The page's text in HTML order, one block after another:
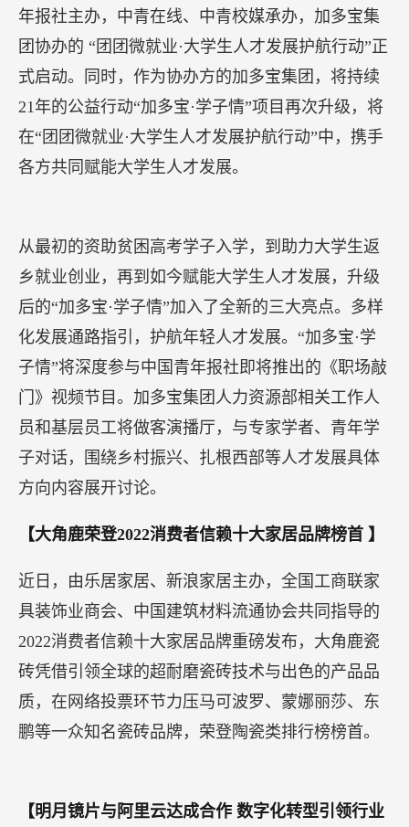
年报社主办，中青在线、中青校媒承办，加多宝集
团协办的 “团团微就业·大学生人才发展护航行动”正
式启动。同时，作为协办方的加多宝集团，将持续
21年的公益行动“加多宝·学子情”项目再次升级，将
在“团团微就业·大学生人才发展护航行动”中，携手
各方共同赋能大学生人才发展。
从最初的资助贫困高考学子入学，到助力大学生返
乡就业创业，再到如今赋能大学生人才发展，升级
后的“加多宝·学子情”加入了全新的三大亮点。多样
化发展通路指引，护航年轻人才发展。“加多宝·学
子情”将深度参与中国青年报社即将推出的《职场敲
门》视频节目。加多宝集团人力资源部相关工作人
员和基层员工将做客演播厅，与专家学者、青年学
子对话，围绕乡村振兴、扎根西部等人才发展具体
方向内容展开讨论。
【大角鹿荣登2022消费者信赖十大家居品牌榜首 】
近日，由乐居家居、新浪家居主办，全国工商联家
具装饰业商会、中国建筑材料流通协会共同指导的
2022消费者信赖十大家居品牌重磅发布，大角鹿瓷
砖凭借引领全球的超耐磨瓷砖技术与出色的产品品
质，在网络投票环节力压马可波罗、蒙娜丽莎、东
鹏等一众知名瓷砖品牌，荣登陶瓷类排行榜榜首。
【明月镜片与阿里云达成合作 数字化转型引领行业